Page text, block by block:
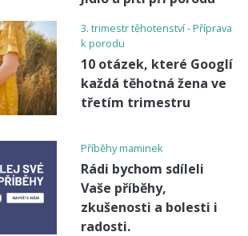
3. trimestr těhotenství - Příprava
k porodu
10 otázek, které Googlí
každá těhotná žena ve
třetím trimestru
Příběhy maminek
Rádi bychom sdíleli
Vaše příběhy,
zkušenosti a bolesti i
radosti.